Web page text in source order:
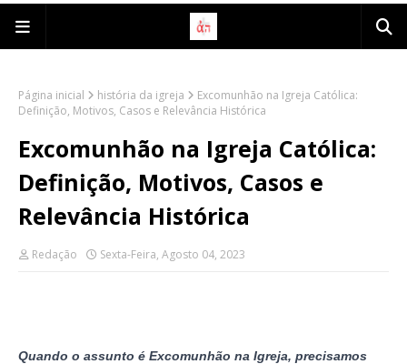
Página inicial história da igreja
Excomunhão na Igreja Católica:
Definição, Motivos, Casos e Relevância Histórica
Excomunhão na Igreja Católica:
Definição, Motivos, Casos e
Relevância Histórica
Redação Sexta-Feira, Agosto 04, 2023
Quando o assunto é Excomunhão na Igreja, precisamos